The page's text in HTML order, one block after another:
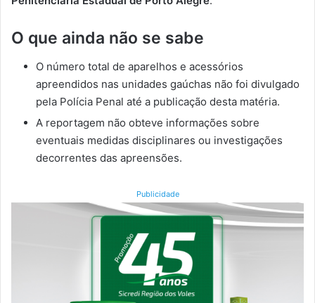
O que ainda não se sabe
O número total de aparelhos e acessórios
apreendidos nas unidades gaúchas não foi divulgado
pela Polícia Penal até a publicação desta matéria.
A reportagem não obteve informações sobre
eventuais medidas disciplinares ou investigações
decorrentes das apreensões.
Publicidade